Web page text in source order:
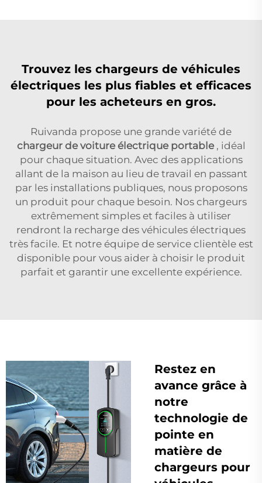
Trouvez les chargeurs de véhicules
électriques les plus fiables et efficaces
pour les acheteurs en gros.
Ruivanda propose une grande variété de
chargeur de voiture électrique portable , idéal
pour chaque situation. Avec des applications
allant de la maison au lieu de travail en passant
par les installations publiques, nous proposons
un produit pour chaque besoin. Nos chargeurs
extrêmement simples et faciles à utiliser
rendront la recharge des véhicules électriques
très facile. Et notre équipe de service clientèle est
disponible pour vous aider à choisir le produit
parfait et garantir une excellente expérience.
Restez en
avance grâce à
notre
technologie de
pointe en
matière de
chargeurs pour